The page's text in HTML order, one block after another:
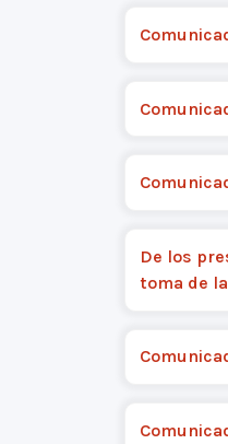
De los
toma de